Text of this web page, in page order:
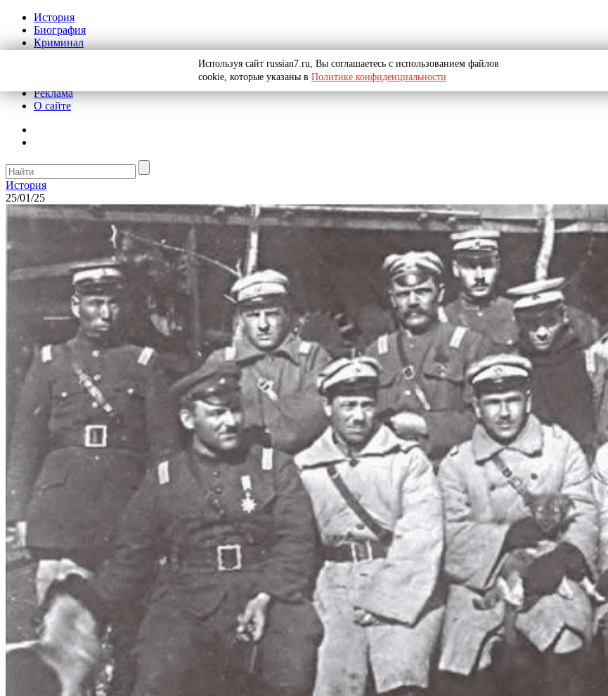
История
Биография
Криминал
Реклама
О сайте
История
25/01/25
Используя сайт russian7.ru, Вы соглашаетесь с использованием файлов
cookie, которые указаны в Политике конфиденциальности